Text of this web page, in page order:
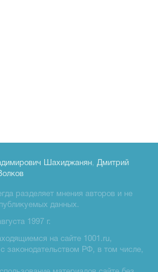
Шахиджанян, Дмитрий
разделяет мнения авторов и не
данных.
1997 г.
на сайте 1001.ru,
законодательством РФ, в том числе,